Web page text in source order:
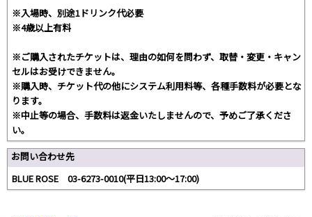
※入場時、別途1ドリンク代必要
※4歳以上有料
※ご購入されたチケットは、理由の如何を問わず、取替・変更・キャン
セルはお受けできません。
※購入時、チケット代の他にシステム利用料等、各種手数料が必要とな
ります。
※中止等の場合、手数料は返金いたしませんので、予めご了承くださ
い。
お問い合わせ先
BLUE ROSE 03-6273-0010(平日13:00～17:00)